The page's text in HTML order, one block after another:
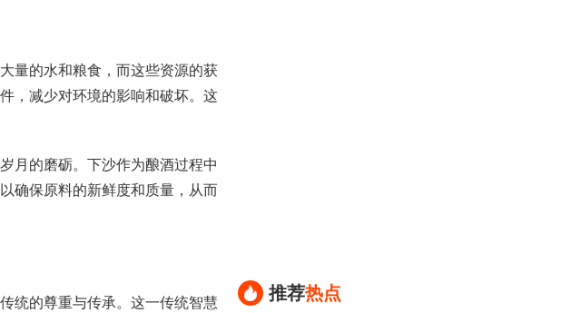
量的水和粮食，而这些资源的获
，减少对环境的影响和破坏。这
的磨砺。下沙作为酿酒过程中
确保原料的新鲜度和质量，从而
统的尊重与传承。这一传统智慧
推荐热点